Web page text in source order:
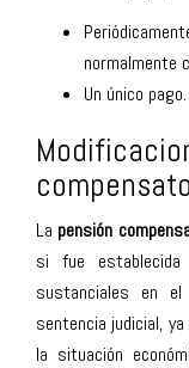
normalmente
Un único pago.
La pensión
si fue establecida
sustanciales en
sentencia judicial,
la situación